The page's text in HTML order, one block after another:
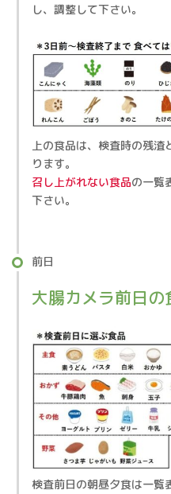
し、調整して下さい。
上の食品は、検査時の残
ります。
召し上がれない食品の一覧
下さい。
前日
大腸カメラ前日の
検査前日の朝昼夕食は一覧